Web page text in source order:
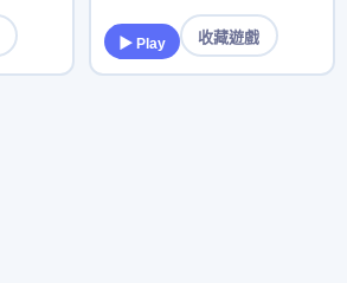
▶ Play 收藏遊戲